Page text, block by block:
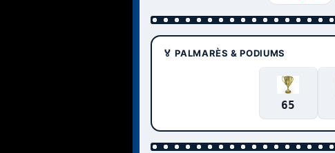
🏅 PALMARÈS & PODIUMS
65